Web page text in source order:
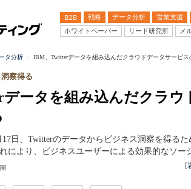
B2B 戦略 データ分析 営業支援
ホワイトペーパー
リード研究所 メ
タ分析 IBM、Twitterデータを組み込んだクラウドデータサービス
ータを組み込んだクラウ
察得る
日、Twitterのデータからビジネス洞察を得る
により、ビジネスユーザーによる効果的なソー
[